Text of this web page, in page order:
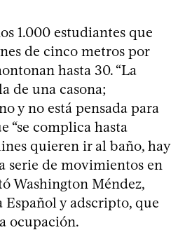
1.000 estudiantes que
de cinco metros por
hasta 30. “La
de una casona;
y no está pensada para
“se complica hasta
quieren ir al baño, hay
serie de movimientos en
Washington Méndez,
y adscripto, que
ocupación.